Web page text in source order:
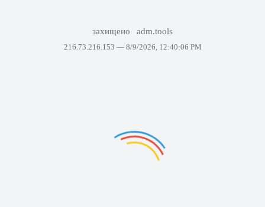
захищено adm.tools
216.73.216.153 — 8/9/2026, 12:40:06 PM